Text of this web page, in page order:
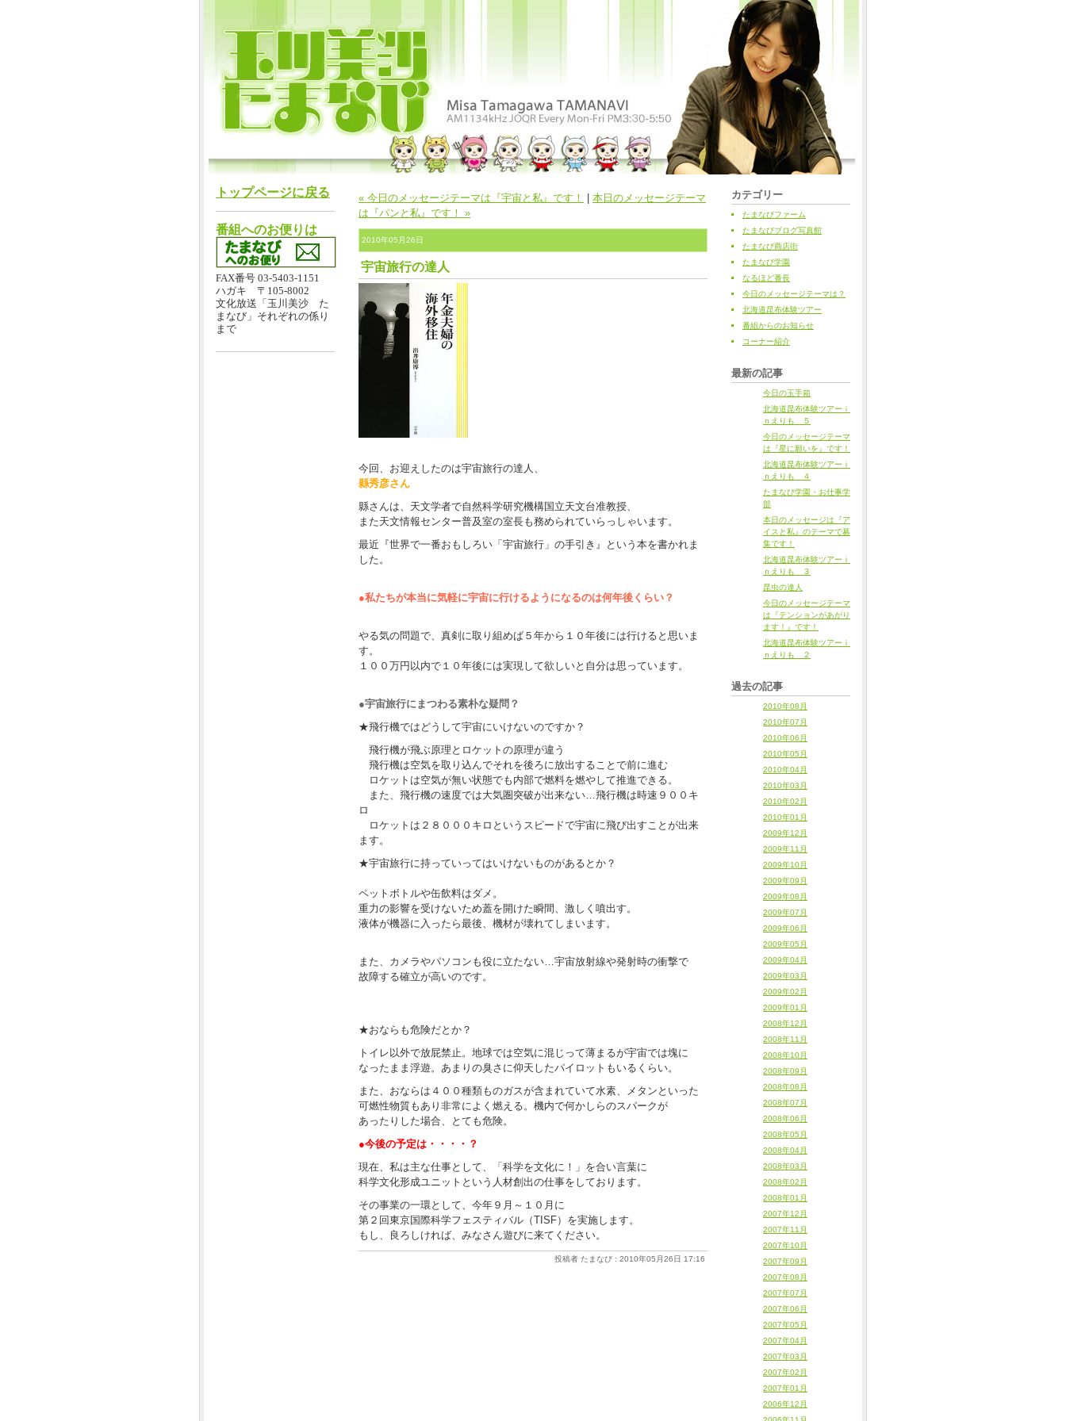
トップページに戻る
番組へのお便りは
FAX番号 03-5403-1151
ハガキ 〒105-8002
文化放送「玉川美沙 た
まなび」それぞれの係り
まで
« 今日のメッセージテーマは『宇宙と私』です！
本日のメッセージテーマ
は『パンと私』です！ »
2010年05月26日
宇宙旅行の達人
今回、お迎えしたのは宇宙旅行の達人、
縣秀彦さん
縣さんは、天文学者で自然科学研究機構国立天文台准教授、
また天文情報センター普及室の室長も務められていらっしゃいます。
最近『世界で一番おもしろい「宇宙旅行」の手引き』という本を書かれま
した。
●私たちが本当に気軽に宇宙に行けるようになるのは何年後くらい？
やる気の問題で、真剣に取り組めば５年から１０年後には行けると思いま
す。
１００万円以内で１０年後には実現して欲しいと自分は思っています。
●宇宙旅行にまつわる素朴な疑問？
★飛行機ではどうして宇宙にいけないのですか？
飛行機が飛ぶ原理とロケットの原理が違う
飛行機は空気を取り込んでそれを後ろに放出することで前に進む
ロケットは空気が無い状態でも内部で燃料を燃やして推進できる。
また、飛行機の速度では大気圏突破が出来ない…飛行機は時速９００キ
ロ
ロケットは２８０００キロというスピードで宇宙に飛び出すことが出来
ます。
★宇宙旅行に持っていってはいけないものがあるとか？
ペットボトルや缶飲料はダメ。
重力の影響を受けないため蓋を開けた瞬間、激しく噴出す。
液体が機器に入ったら最後、機材が壊れてしまいます。
また、カメラやパソコンも役に立たない…宇宙放射線や発射時の衝撃で
故障する確立が高いのです。
★おならも危険だとか？
トイレ以外で放屁禁止。地球では空気に混じって薄まるが宇宙では塊に
なったまま浮遊。あまりの臭さに仰天したパイロットもいるくらい。
また、おならは４００種類ものガスが含まれていて水素、メタンといった
可燃性物質もあり非常によく燃える。機内で何かしらのスパークが
あったりした場合、とても危険。
●今後の予定は・・・・？
現在、私は主な仕事として、「科学を文化に！」を合い言葉に
科学文化形成ユニットという人材創出の仕事をしております。
その事業の一環として、今年９月～１０月に
第２回東京国際科学フェスティバル（TISF）を実施します。
もし、良ろしければ、みなさん遊びに来てください。
投稿者 たまなび : 2010年05月26日 17:16
カテゴリー
たまなびファーム
たまなびブログ写真館
たまなび商店街
たまなび学園
なるほど番長
今日のメッセージテーマは？
北海道昆布体験ツアー
番組からのお知らせ
コーナー紹介
最新の記事
今日の玉手箱
北海道昆布体験ツアーｉ
ｎえりも ５
今日のメッセージテーマ
は『星に願いを』です！
北海道昆布体験ツアーｉ
ｎえりも ４
たまなび学園・お仕事学
部
本日のメッセージは『ア
イスと私』のテーマで募
集です！
北海道昆布体験ツアーｉ
ｎえりも ３
昆虫の達人
今日のメッセージテーマ
は『テンションがあがり
ます！』です！
北海道昆布体験ツアーｉ
ｎえりも ２
過去の記事
2010年08月
2010年07月
2010年06月
2010年05月
2010年04月
2010年03月
2010年02月
2010年01月
2009年12月
2009年11月
2009年10月
2009年09月
2009年08月
2009年07月
2009年06月
2009年05月
2009年04月
2009年03月
2009年02月
2009年01月
2008年12月
2008年11月
2008年10月
2008年09月
2008年08月
2008年07月
2008年06月
2008年05月
2008年04月
2008年03月
2008年02月
2008年01月
2007年12月
2007年11月
2007年10月
2007年09月
2007年08月
2007年07月
2007年06月
2007年05月
2007年04月
2007年03月
2007年02月
2007年01月
2006年12月